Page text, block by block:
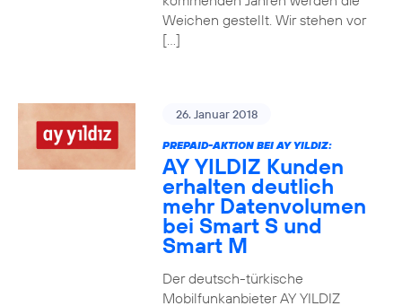
Weichen gestellt. Wir stehen vor
[…]
26. Januar 2018
PREPAID-AKTION BEI AY YILDIZ:
AY YILDIZ Kunden
erhalten deutlich
mehr Datenvolumen
bei Smart S und
Smart M
Der deutsch-türkische
Mobilfunkanbieter AY YILDIZ